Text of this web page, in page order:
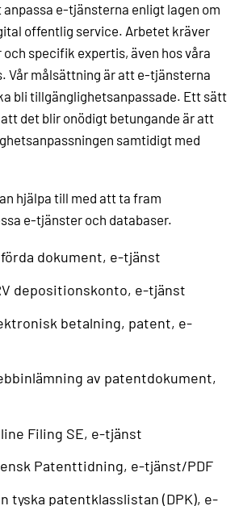
e-tjänsterna enligt lagen om
offentlig service. Arbetet kräver
specifik expertis, även hos våra
Vår målsättning är att e-tjänsterna
bli tillgänglighetsanpassade. Ett sätt
det blir onödigt betungande är att
samtidigt med
hjälpa till med att ta fram
e-tjänster och databaser.
dokument, e-tjänst
depositionskonto, e-tjänst
betalning, patent, e-
av patentdokument,
Filing SE, e-tjänst
Patenttidning, e-tjänst/PDF
tyska patentklasslistan (DPK), e-